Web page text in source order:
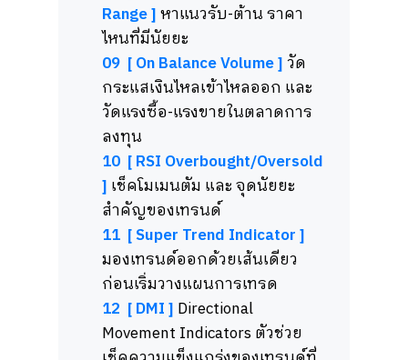
Range ]หาแนวรับ-ต้าน ราคา
ไหนที่มีนัยยะ
09 [ On Balance Volume ]วัด
กระแสเงินไหลเข้าไหลออก และ
วัดแรงซื้อ-แรงขายในตลาดการ
ลงทุน
10 [ RSI Overbought/Oversold
] เช็คโมเมนตัม และ จุดนัยยะ
สำคัญของเทรนด์
11 [ Super Trend Indicator ]
มองเทรนด์ออกด้วยเส้นเดียว
ก่อนเริ่มวางแผนการเทรด
12 [ DMI ] Directional
Movement Indicators ตัวช่วย